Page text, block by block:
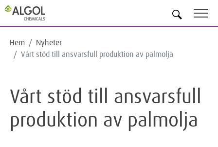
Hem
Nyheter
Vårt stöd till ansvarsfull produktion av palmolja
Vårt stöd till ansvarsfull
produktion av palmolja